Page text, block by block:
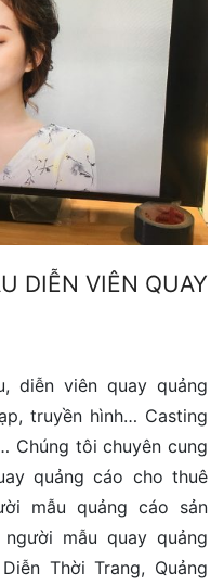
DIỄN VIÊN QUAY
diễn viên quay quảng
truyền hình… Casting
Chúng tôi chuyên cung
quảng cáo cho thuê
mẫu quảng cáo sản
mẫu quay quảng
Thời Trang, Quảng